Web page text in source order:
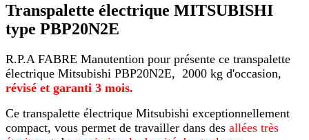
Transpalette électrique MITSUBISHI
type PBP20N2E
R.P.A FABRE Manutention pour présente ce transpalette
électrique Mitsubishi PBP20N2E, 2000 kg d'occasion,
révisé et garanti 3 mois.
Ce transpalette électrique Mitsubishi exceptionnellement
compact, vous permet de travailler dans des allées très